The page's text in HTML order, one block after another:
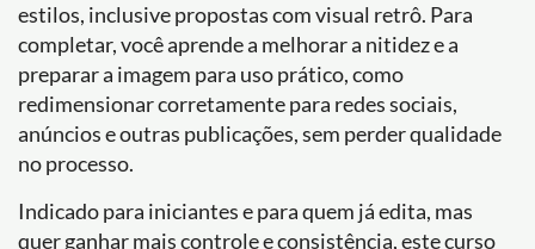
estilos, inclusive propostas com visual retrô. Para
completar, você aprende a melhorar a nitidez e a
preparar a imagem para uso prático, como
redimensionar corretamente para redes sociais,
anúncios e outras publicações, sem perder qualidade
no processo.
Indicado para iniciantes e para quem já edita, mas
quer ganhar mais controle e consistência, este curso